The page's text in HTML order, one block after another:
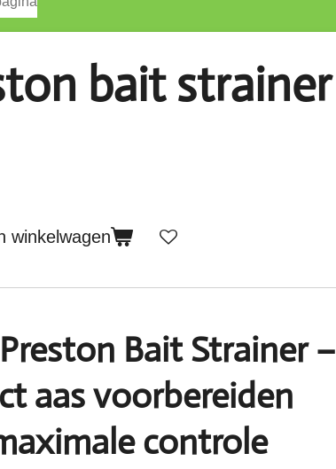
bait strainer
winkelwagen
Bait Strainer –
aas voorbereiden
controle